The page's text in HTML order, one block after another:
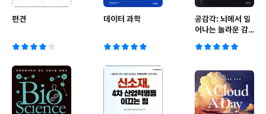
편견 데이터 과학
공감각: 뇌에서 일
어나는 놀라운 감